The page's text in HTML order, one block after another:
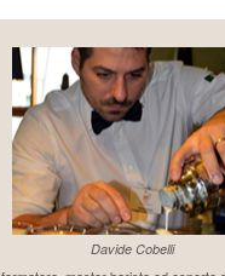
Davide Cobelli